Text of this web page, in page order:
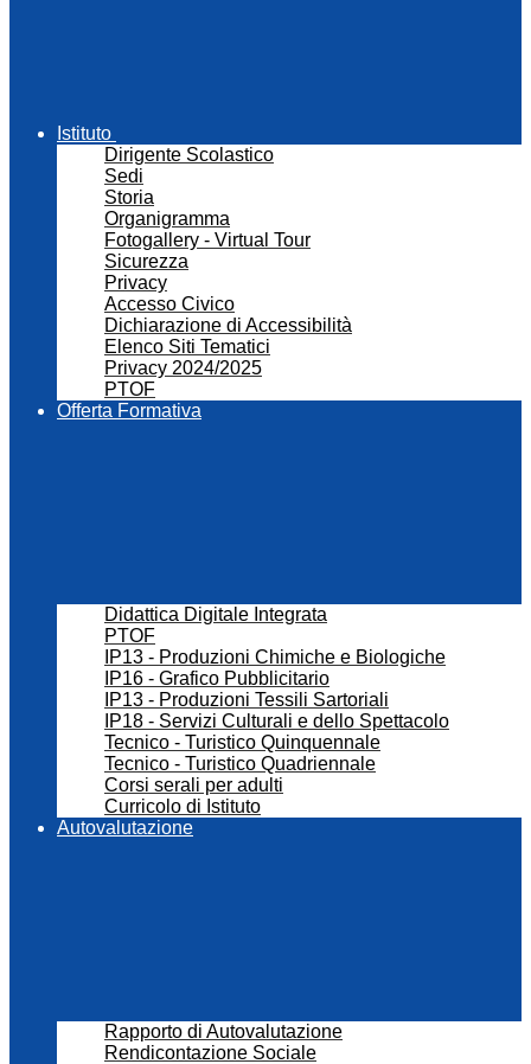
Istituto
Dirigente Scolastico
Sedi
Storia
Organigramma
Fotogallery - Virtual Tour
Sicurezza
Privacy
Accesso Civico
Dichiarazione di Accessibilità
Elenco Siti Tematici
Privacy 2024/2025
PTOF
Offerta Formativa
Didattica Digitale Integrata
PTOF
IP13 - Produzioni Chimiche e Biologiche
IP16 - Grafico Pubblicitario
IP13 - Produzioni Tessili Sartoriali
IP18 - Servizi Culturali e dello Spettacolo
Tecnico - Turistico Quinquennale
Tecnico - Turistico Quadriennale
Corsi serali per adulti
Curricolo di Istituto
Autovalutazione
Rapporto di Autovalutazione
Rendicontazione Sociale